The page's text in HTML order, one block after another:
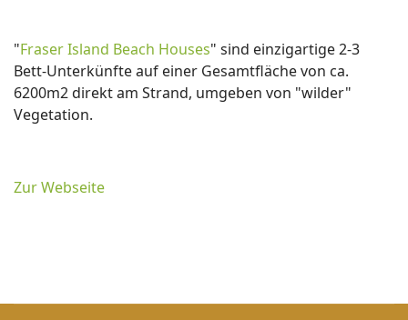
"Fraser Island Beach Houses" sind einzigartige 2-3
Bett-Unterkünfte auf einer Gesamtfläche von ca.
6200m2 direkt am Strand, umgeben von "wilder"
Vegetation.
Zur Webseite